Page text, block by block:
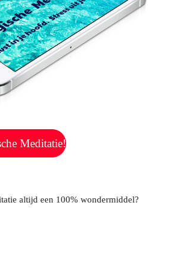
Meditatie!
altijd een 100% wondermiddel?